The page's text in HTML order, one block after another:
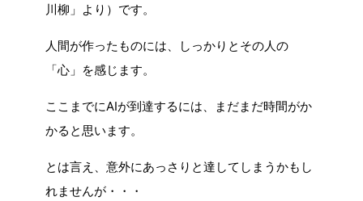
川柳」より）です。
人間が作ったものには、しっかりとその人の
「心」を感じます。
ここまでにAIが到達するには、まだまだ時間がか
かると思います。
とは言え、意外にあっさりと達してしまうかもし
れませんが・・・